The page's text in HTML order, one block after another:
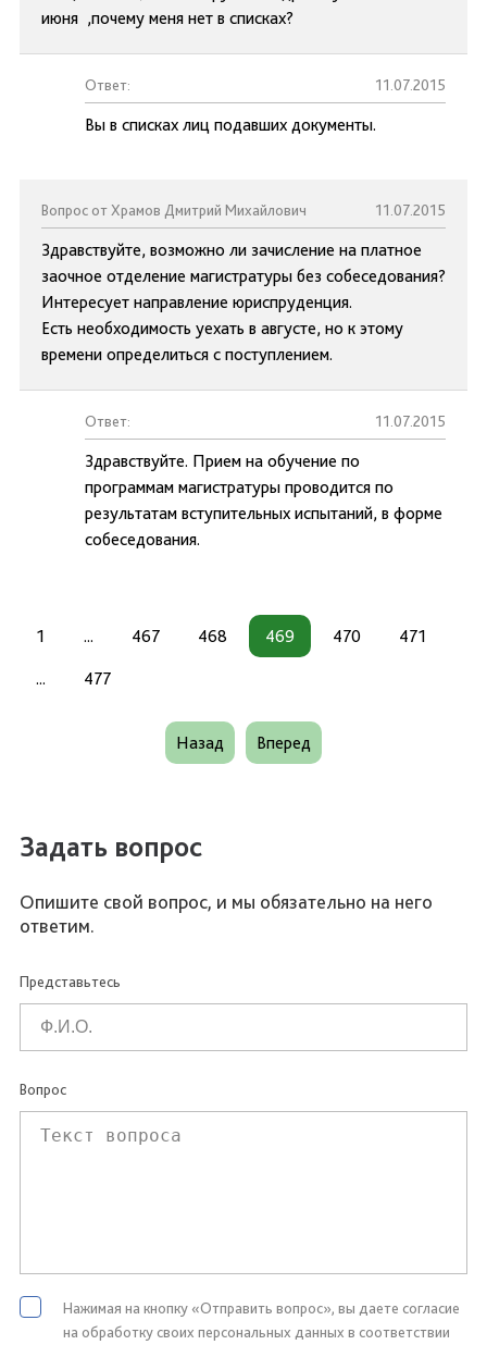
июня ,почему меня нет в списках?
Ответ: 11.07.2015
Вы в списках лиц подавших документы.
Вопрос от Храмов Дмитрий Михайлович 11.07.2015
Здравствуйте, возможно ли зачисление на платное
заочное отделение магистратуры без собеседования?
Интересует направление юриспруденция.
Есть необходимость уехать в августе, но к этому
времени определиться с поступлением.
Ответ: 11.07.2015
Здравствуйте. Прием на обучение по
программам магистратуры проводится по
результатам вступительных испытаний, в форме
собеседования.
1 ... 467 468 469 470 471
... 477
Назад Вперед
Задать вопрос
Опишите свой вопрос, и мы обязательно на него
ответим.
Представьтесь
Вопрос
Нажимая на кнопку «Отправить вопрос», вы даете согласие
на обработку своих персональных данных в соответствии